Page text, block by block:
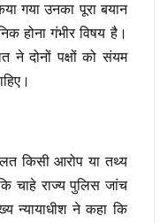
गया उनका पूरा बयान
होना गंभीर विषय है।
ने दोनों पक्षों को संयम
किसी आरोप या तथ्य
चाहे राज्य पुलिस जांच
न्यायाधीश ने कहा कि